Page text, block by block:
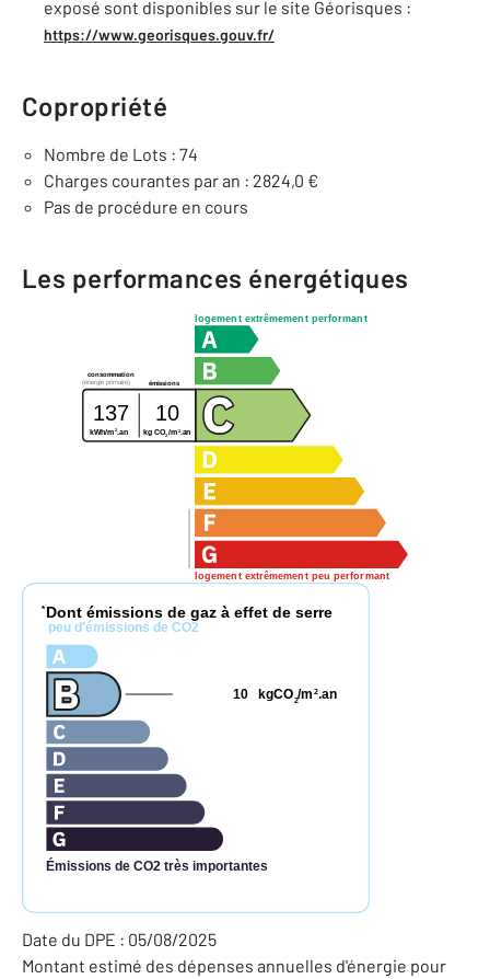
exposé sont disponibles sur le site Géorisques :
https://www.georisques.gouv.fr/
Copropriété
Nombre de Lots : 74
Charges courantes par an : 2824,0 €
Pas de procédure en cours
Les performances énergétiques
logement extrêmement performant
logement extrêmement peu performant
consommation
émissions
(énergie primaire)
137 10
kWh/m 2 .an kg CO2/m2.an
* Dont émissions de gaz à effet de serre
peu d'émissions de CO2
Émissions de CO2 très importantes
kgCO2/m 2.an
10
Date du DPE : 05/08/2025
Montant estimé des dépenses annuelles d'énergie pour